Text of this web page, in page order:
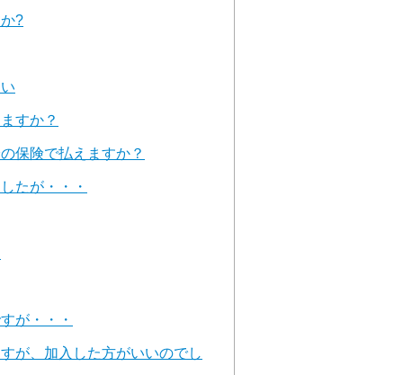
?
すか？
保険で払えますか？
たが・・・
が・・・
が、加入した方がいいのでし